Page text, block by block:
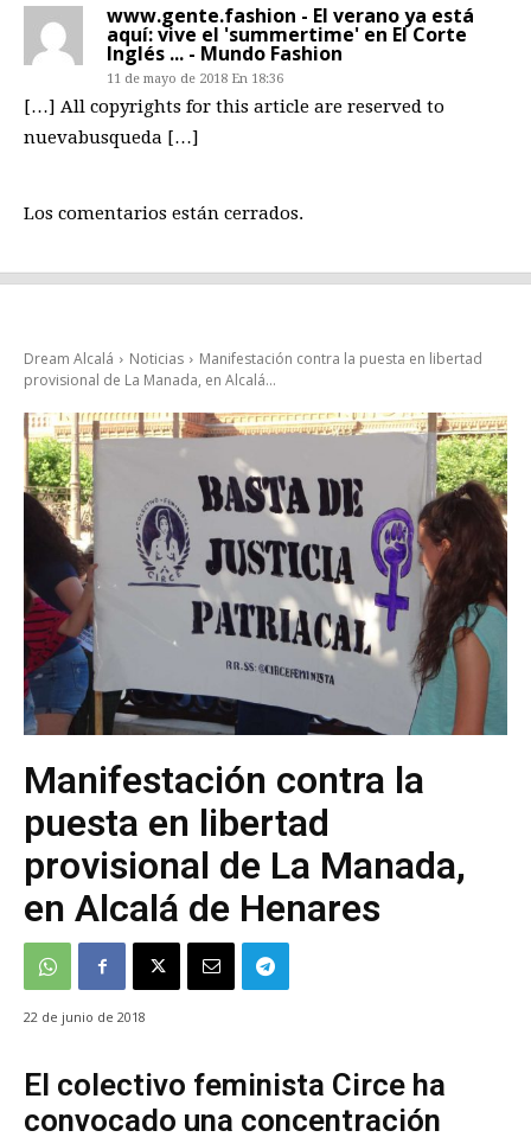
www.gente.fashion - El verano ya está
aquí: vive el 'summertime' en El Corte
Inglés ... - Mundo Fashion
11 de mayo de 2018 En 18:36
[…] All copyrights for this article are reserved to
nuevabusqueda […]
Los comentarios están cerrados.